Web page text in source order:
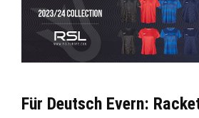
Für Deutsch Evern: